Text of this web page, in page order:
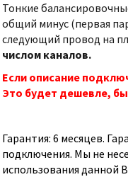
Тонкие
общий минус (первая
следующий провод на
числом каналов.
Если описание
Это будет дешевле,
Гарантия: 6 месяцев.
подключения. Мы не
использования данной